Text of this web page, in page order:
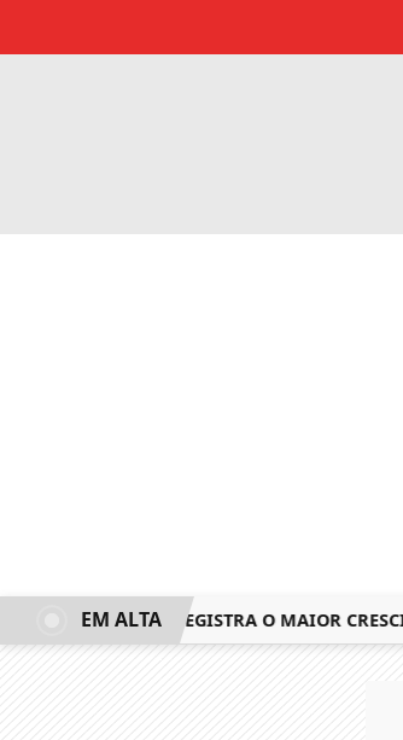
NO IDEB E REGISTRA O MAIOR
EM ALTA